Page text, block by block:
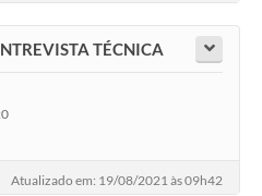
TÉCNICA
Atualizado em: 19/08/2021 às 09h42